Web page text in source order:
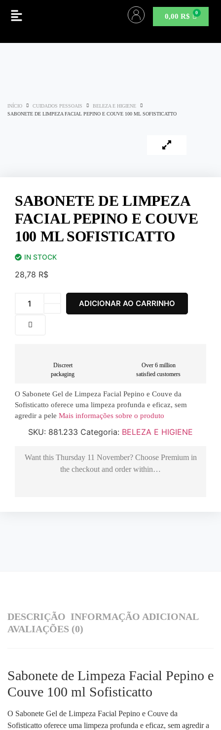
0,00R$
INÍCIO CUIDADOS PESSOAIS
BELEZA E HIGIENE
SABONETE DE LIMPEZA FACIAL PEPINO E COUVE 100 ML SOFISTICATTO
SABONETE DE LIMPEZA
FACIAL PEPINO E COUVE
100 ML SOFISTICATTO
IN STOCK
28,78 R$
ADICIONAR AO CARRINHO
Discreet
packaging
Over 6 million
satisfied customers
O Sabonete Gel de Limpeza Facial Pepino e Couve da
Sofisticatto oferece uma limpeza profunda e eficaz, sem
agredir a pele Mais informações sobre o produto
SKU: 881.233 Categoria: BELEZA E HIGIENE
Want this Thursday 11 November? Choose Premiumin
the checkout and order within…
DESCRIÇÃO INFORMAÇÃO ADICIONAL
AVALIAÇÕES (0)
Sabonete de Limpeza Facial Pepino e
Couve 100 ml Sofisticatto
O Sabonete Gel de Limpeza Facial Pepino e Couve da
Sofisticatto oferece uma limpeza profunda e eficaz, sem agredir a